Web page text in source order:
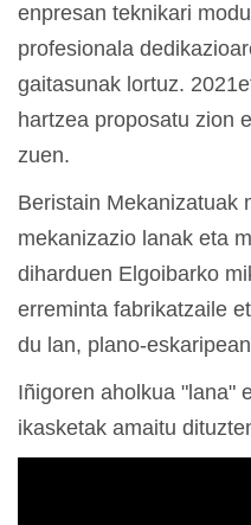
enpresan teknikari
profesionala
gaitasunak lortuz.
hartzea proposatu zion
zuen.
Beristain Mekanizatuak
mekanizazio lanak eta
diharduen Elgoibarko
erreminta fabrikatzaile
du lan, plano-
Iñigoren aholkua "lana"
ikasketak amaitu